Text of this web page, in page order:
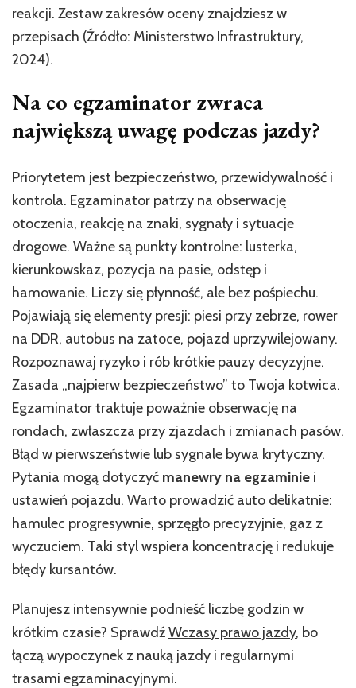
reakcji. Zestaw zakresów oceny znajdziesz w
przepisach (Źródło: Ministerstwo Infrastruktury,
2024).
Na co egzaminator zwraca
największą uwagę podczas jazdy?
Priorytetem jest bezpieczeństwo, przewidywalność i
kontrola. Egzaminator patrzy na obserwację
otoczenia, reakcję na znaki, sygnały i sytuacje
drogowe. Ważne są punkty kontrolne: lusterka,
kierunkowskaz, pozycja na pasie, odstęp i
hamowanie. Liczy się płynność, ale bez pośpiechu.
Pojawiają się elementy presji: piesi przy zebrze, rower
na DDR, autobus na zatoce, pojazd uprzywilejowany.
Rozpoznawaj ryzyko i rób krótkie pauzy decyzyjne.
Zasada „najpierw bezpieczeństwo” to Twoja kotwica.
Egzaminator traktuje poważnie obserwację na
rondach, zwłaszcza przy zjazdach i zmianach pasów.
Błąd w pierwszeństwie lub sygnale bywa krytyczny.
Pytania mogą dotyczyć manewry na egzaminie i
ustawień pojazdu. Warto prowadzić auto delikatnie:
hamulec progresywnie, sprzęgło precyzyjnie, gaz z
wyczuciem. Taki styl wspiera koncentrację i redukuje
błędy kursantów.
Planujesz intensywnie podnieść liczbę godzin w
krótkim czasie? SprawdźWczasy prawo jazdy, bo
łączą wypoczynek z nauką jazdy i regularnymi
trasami egzaminacyjnymi.